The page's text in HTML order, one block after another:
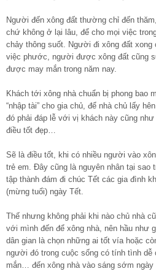
Người đến xông đất thường chỉ đến
chứ không ở lại lâu, để cho mọi việc
chảy thông suốt. Người đi xông đất
việc phước, người được xông đất cũng
được may mắn trong năm nay.
Khách tới xông nhà chuẩn bị phong bao
“nhập tài” cho gia chủ, để nhà chủ lấy
đó phải đáp lễ với vị khách này cũng
điều tốt đẹp…
Sẽ là điều tốt, khi có nhiều người vào
trẻ em. Đây cũng là nguyên nhân tại sao
tập thành đám đi chúc Tết các gia đình
(mừng tuổi) ngày Tết.
Thế nhưng không phải khi nào chủ nhà
với mình đến để xông nhà, nên hầu như
dân gian là chọn những ai tốt vía hoặc
người đó trong cuộc sống có tính tình
mắn… đến xông nhà vào sáng sớm ngày